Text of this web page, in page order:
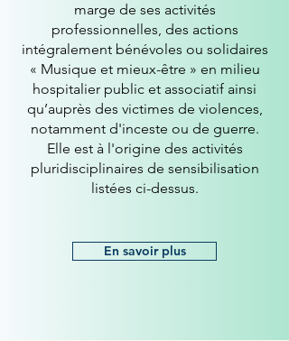
marge de ses activités
professionnelles, des actions
intégralement bénévoles ou solidaires
« Musique et mieux-être » en milieu
hospitalier public et associatif ainsi
qu’auprès des victimes de violences,
notamment d'inceste ou de guerre.
Elle est à l'origine des activités
pluridisciplinaires de sensibilisation
listées ci-dessus.
En savoir plus